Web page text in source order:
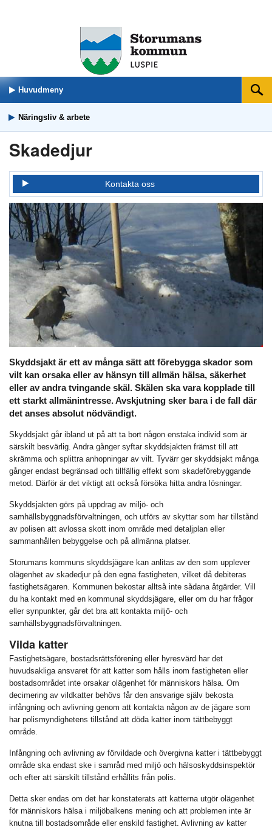
Huvudmeny Sök
Näringsliv & arbete
Skadedjur
Kontakta oss
Skyddsjakt är ett av många sätt att förebygga skador som
vilt kan orsaka eller av hänsyn till allmän hälsa, säkerhet
eller av andra tvingande skäl. Skälen ska vara kopplade till
ett starkt allmänintresse. Avskjutning sker bara i de fall där
det anses absolut nödvändigt.
Skyddsjakt går ibland ut på att ta bort någon enstaka individ som är
särskilt besvärlig. Andra gånger syftar skyddsjakten främst till att
skrämma och splittra anhopningar av vilt. Tyvärr ger skyddsjakt många
gånger endast begränsad och tillfällig effekt som skadeförebyggande
metod. Därför är det viktigt att också försöka hitta andra lösningar.
Skyddsjakten görs på uppdrag av miljö- och
samhällsbyggnadsförvaltningen, och utförs av skyttar som har tillstånd
av polisen att avlossa skott inom område med detaljplan eller
sammanhållen bebyggelse och på allmänna platser.
Storumans kommuns skyddsjägare kan anlitas av den som upplever
olägenhet av skadedjur på den egna fastigheten, vilket då debiteras
fastighetsägaren. Kommunen bekostar alltså inte sådana åtgärder. Vill
du ha kontakt med en kommunal skyddsjägare, eller om du har frågor
eller synpunkter, går det bra att kontakta miljö- och
samhällsbyggnadsförvaltningen.
Vilda katter
Fastighetsägare, bostadsrättsförening eller hyresvärd har det
huvudsakliga ansvaret för att katter som hålls inom fastigheten eller
bostadsområdet inte orsakar olägenhet för människors hälsa. Om
decimering av vildkatter behövs får den ansvarige själv bekosta
infångning och avlivning genom att kontakta någon av de jägare som
har polismyndighetens tillstånd att döda katter inom tättbebyggt
område.
Infångning och avlivning av förvildade och övergivna katter i tättbebyggt
område ska endast ske i samråd med miljö och hälsoskyddsinspektör
och efter att särskilt tillstånd erhållits från polis.
Detta sker endas om det har konstaterats att katterna utgör olägenhet
för människors hälsa i miljöbalkens mening och att problemen inte är
knutna till bostadsområde eller enskild fastighet. Avlivning av katter